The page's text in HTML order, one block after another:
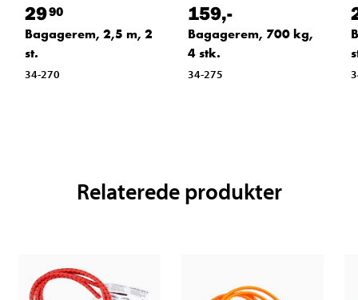
2990
Bagagerem, 2,5 m, 2
st.
34-270
159,-
Bagagerem, 700 kg,
4 stk.
34-275
Relaterede produkter